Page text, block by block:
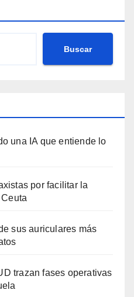
Buscar
una IA que entiende lo
por facilitar la
sus auriculares más
trazan fases operativas